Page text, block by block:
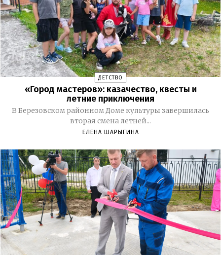
ДЕТСТВО
«Город мастеров»: казачество, квесты и
летние приключения
В Березовском районном Доме культуры завершилась
вторая смена летней...
ЕЛЕНА ШАРЫГИНА